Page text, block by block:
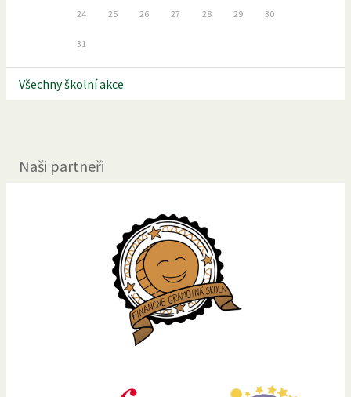
24 25 26 27 28 29 30
31
Všechny školní akce
Naši partneři